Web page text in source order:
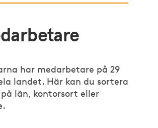
har medarbetare på 29
landet. Här kan du sortera
län, kontorsort eller